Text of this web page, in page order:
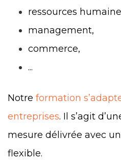
ressources
management,
commerce,
...
Notre formation
entreprises. Il s’agit
mesure délivrée avec
flexible.